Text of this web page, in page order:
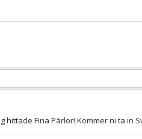
hittade Fina Pärlor! Kommer ni ta in